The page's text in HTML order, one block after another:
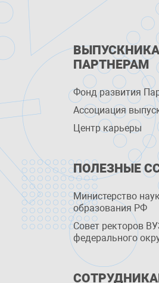
ПАРТНЕРАМ
Фонд развития
Ассоциация
Центр карьеры
ПОЛЕЗНЫЕ
Министерство
образования РФ
Совет ректоров
федерального